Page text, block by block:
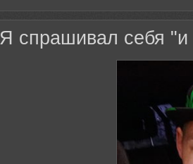
Я спрашивал себя